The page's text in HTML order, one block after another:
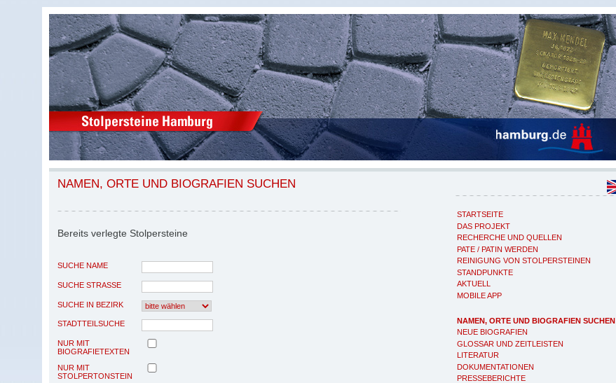
STARTSEITE
DAS PROJEKT
RECHERCHE UND QUELLEN
PATE / PATIN WERDEN
REINIGUNG VON STOLPERSTEINEN
STANDPUNKTE
AKTUELL
MOBILE APP
NAMEN, ORTE UND BIOGRAFIEN SUCHEN
NEUE BIOGRAFIEN
GLOSSAR UND ZEITLEISTEN
LITERATUR
DOKUMENTATIONEN
PRESSEBERICHTE
NAMEN, ORTE UND BIOGRAFIEN SUCHEN
Bereits verlegte Stolpersteine
SUCHE NAME
SUCHE STRASSE
SUCHE IN BEZIRK
STADTTEILSUCHE
NUR MIT
BIOGRAFIETEXTEN
NUR MIT
STOLPERTONSTEIN